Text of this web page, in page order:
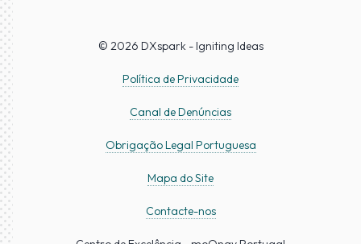
© 2026 DXspark - Igniting Ideas
Política de Privacidade
Canal de Denúncias
Obrigação Legal Portuguesa
Mapa do Site
Contacte-nos